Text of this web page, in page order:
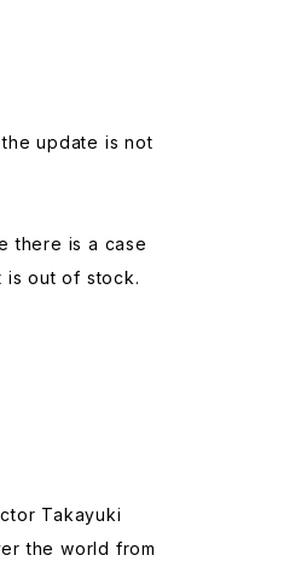
update is not
there is a case
is out of stock.
Takayuki
the world from